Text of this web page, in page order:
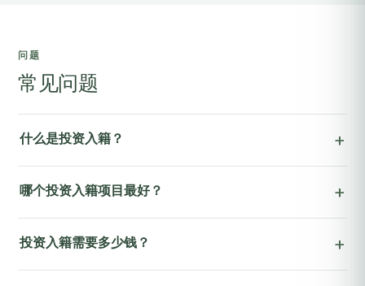
问题
常见问题
什么是投资入籍？
哪个投资入籍项目最好？
投资入籍需要多少钱？